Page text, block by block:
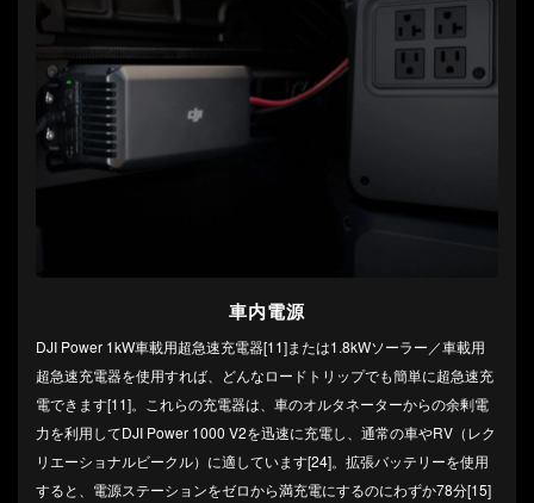
車内電源
DJI Power 1kW車載用超急速充電器[11]または1.8kWソーラー／車載用
超急速充電器を使用すれば、どんなロードトリップでも簡単に超急速充
電できます[11]。これらの充電器は、車のオルタネーターからの余剰電
力を利用してDJI Power 1000 V2を迅速に充電し、通常の車やRV（レク
リエーショナルビークル）に適しています[24]。拡張バッテリーを使用
すると、電源ステーションをゼロから満充電にするのにわずか78分[15]